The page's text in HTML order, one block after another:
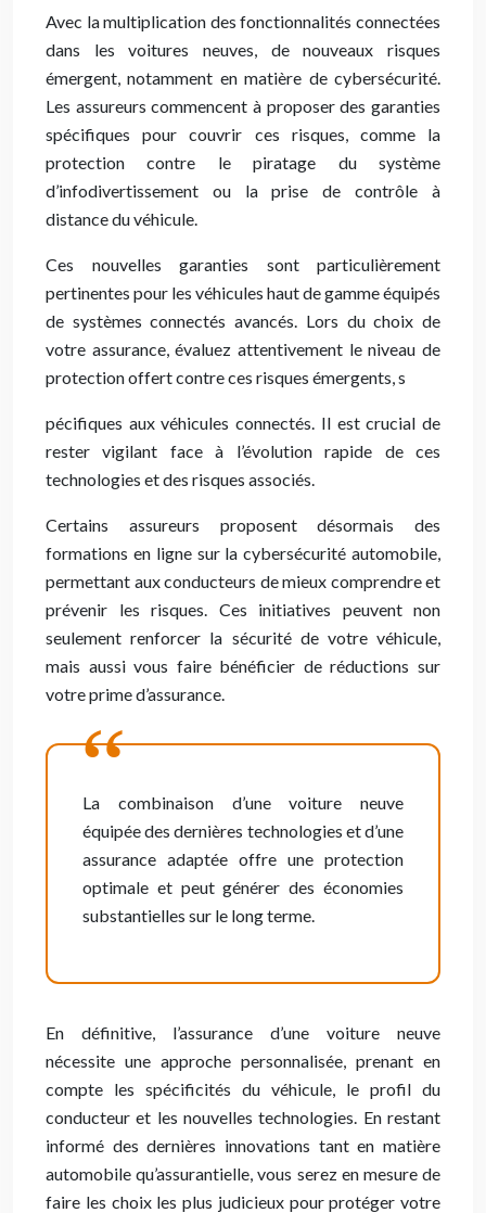
Avec la multiplication des fonctionnalités connectées
dans les voitures neuves, de nouveaux risques
émergent, notamment en matière de cybersécurité.
Les assureurs commencent à proposer des garanties
spécifiques pour couvrir ces risques, comme la
protection contre le piratage du système
d’infodivertissement ou la prise de contrôle à
distance du véhicule.
Ces nouvelles garanties sont particulièrement
pertinentes pour les véhicules haut de gamme équipés
de systèmes connectés avancés. Lors du choix de
votre assurance, évaluez attentivement le niveau de
protection offert contre ces risques émergents, s
pécifiques aux véhicules connectés. Il est crucial de
rester vigilant face à l’évolution rapide de ces
technologies et des risques associés.
Certains assureurs proposent désormais des
formations en ligne sur la cybersécurité automobile,
permettant aux conducteurs de mieux comprendre et
prévenir les risques. Ces initiatives peuvent non
seulement renforcer la sécurité de votre véhicule,
mais aussi vous faire bénéficier de réductions sur
votre prime d’assurance.
La combinaison d’une voiture neuve
équipée des dernières technologies et d’une
assurance adaptée offre une protection
optimale et peut générer des économies
substantielles sur le long terme.
En définitive, l’assurance d’une voiture neuve
nécessite une approche personnalisée, prenant en
compte les spécificités du véhicule, le profil du
conducteur et les nouvelles technologies. En restant
informé des dernières innovations tant en matière
automobile qu’assurantielle, vous serez en mesure de
faire les choix les plus judicieux pour protéger votre